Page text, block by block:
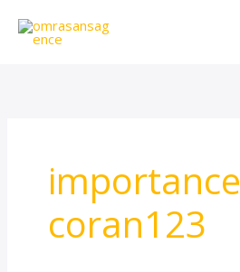
importance
coran123